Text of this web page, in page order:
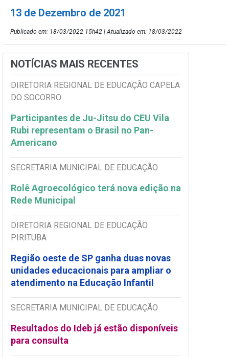
13 de Dezembro de 2021
Publicado em: 18/03/2022 15h42 | Atualizado em: 18/03/2022
NOTÍCIAS MAIS RECENTES
DIRETORIA REGIONAL DE EDUCAÇÃO CAPELA
DO SOCORRO
Participantes de Ju-Jitsu do CEU Vila
Rubi representam o Brasil no Pan-
Americano
SECRETARIA MUNICIPAL DE EDUCAÇÃO
Rolê Agroecológico terá nova edição na
Rede Municipal
DIRETORIA REGIONAL DE EDUCAÇÃO
PIRITUBA
Região oeste de SP ganha duas novas
unidades educacionais para ampliar o
atendimento na Educação Infantil
SECRETARIA MUNICIPAL DE EDUCAÇÃO
Resultados do Ideb já estão disponíveis
para consulta